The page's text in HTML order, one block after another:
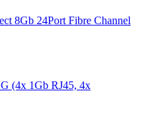
8Gb 24Port Fibre Channel
(4x 1Gb RJ45, 4x